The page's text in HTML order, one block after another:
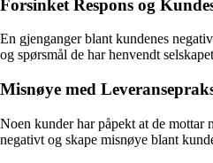
Forsinket Respons og
En gjenganger blant kundenes
og spørsmål de har henvendt
Misnøye med
Noen kunder har påpekt at de mottar
negativt og skape misnøye blant